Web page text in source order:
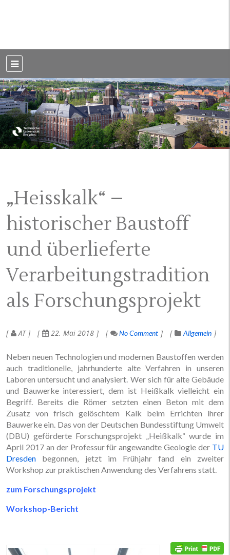
Dresden
„Heisskalk“ –
historischer Baustoff
und überlieferte
Verarbeitungstradition
als Forschungsprojekt
AT 22. Mai 2018 No Comment Allgemein
Neben neuen Technologien und modernen Baustoffen werden
auch traditionelle, jahrhunderte alte Verfahren in unseren
Laboren untersucht und analysiert. Wer sich für alte Gebäude
und Bauwerke interessiert, dem ist Heißkalk vielleicht ein
Begriff. Bereits die Römer setzten einen Beton mit dem
Zusatz von frisch gelöschtem Kalk beim Errichten ihrer
Bauwerke ein. Das von der Deutschen Bundesstiftung Umwelt
(DBU) geförderte Forschungsprojekt „Heißkalk“ wurde im
April 2017 an der Professur für angewandte Geologie der TU
Dresden begonnen, jetzt im Frühjahr fand ein zweiter
Workshop zur praktischen Anwendung des Verfahrens statt.
zum Forschungsprojekt
Workshop-Bericht